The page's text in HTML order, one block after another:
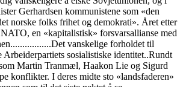
Gerhardsen kommunistene som «den
norske folks frihet og demokrati». Året etter
en «kapitalistisk» forsvarsallianse med
vanskelige forholdet til
Arbeiderpartiets sosialistiske identitet..Rundt
Martin Tranmæl, Haakon Lie og Sigurd
konflikter. I deres midte sto «landsfaderen»